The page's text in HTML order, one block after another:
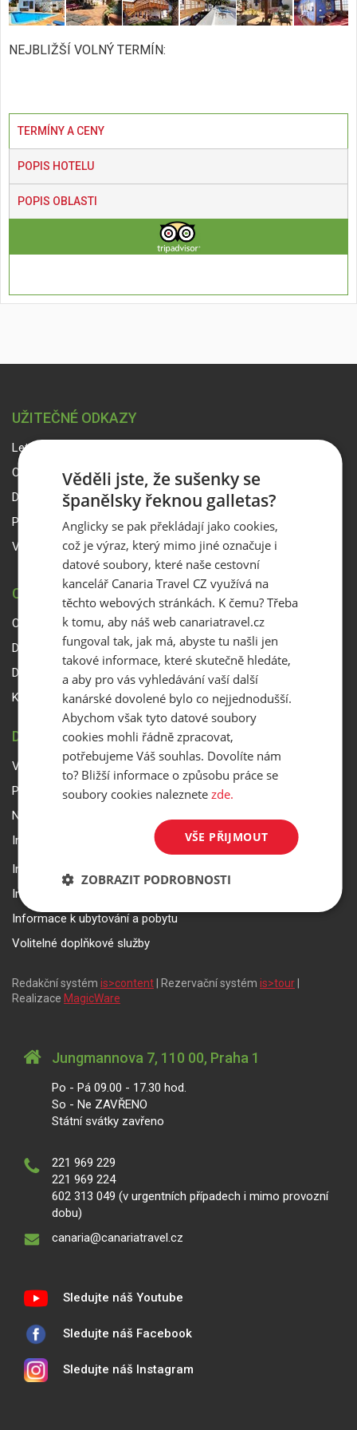
NEJBLIŽŠÍ VOLNÝ TERMÍN:
TERMÍNY A CENY
POPIS HOTELU
POPIS OBLASTI
UŽITEČNÉ ODKAZY
Letový řád
Online platba
Dokumenty ke stažení
Počasí na Kanárských ostrovech
Vstup pro partnery
CANARIA TRAVEL CZ
O Canaria Travel CZ
Dárkové poukazy
Delegáti
Kontakty
DŮLEŽITÉ INFORMACE
Všeobecné smluvní podmínky a reklamační řád
Přepravní podmínky Smartwings
Nastavení a ochrana soukromí
Informace k rezervaci zájezdu
Informace k pojištění
Informace k letecké přepravě
Informace k ubytování a pobytu
Volitelné doplňkové služby
Redakční systém is>content | Rezervační systém is>tour
Realizace MagicWare
Jungmannova 7, 110 00, Praha 1
Po - Pá 09.00 - 17.30 hod.
So - Ne ZAVŘENO
Státní svátky zavřeno
221 969 229
221 969 224
602 313 049 (v urgentních případech i mimo provozní
dobu)
canaria@canariatravel.cz
Sledujte náš Youtube
Sledujte náš Facebook
Sledujte náš Instagram
Věděli jste, že sušenky se
španělsky řeknou galletas?
Anglicky se pak překládají jako cookies,
což je výraz, který mimo jiné označuje i
datové soubory, které naše cestovní
kancelář Canaria Travel CZ využívá na
těchto webových stránkách. K čemu? Třeba
k tomu, aby náš web canariatravel.cz
fungoval tak, jak má, abyste tu našli jen
takové informace, které skutečně hledáte,
a aby pro vás vyhledávání vaší další
kanárské dovolené bylo co nejjednodušší.
Abychom však tyto datové soubory
cookies mohli řádně zpracovat,
potřebujeme Váš souhlas. Dovolíte nám
to? Bližší informace o způsobu práce se
soubory cookies naleznete zde.
VŠE PŘIJMOUT
ZOBRAZIT PODROBNOSTI